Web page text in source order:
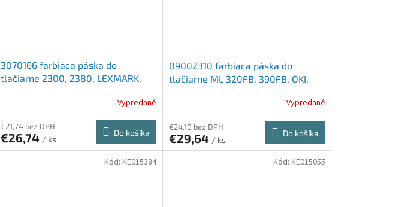
3070166 farbiaca páska do
tlačiarne 2300, 2380, LEXMARK,
Vypredané
€21,74 bez DPH
€26,74 / ks
Do košíka
09002310 farbiaca páska do
tlačiarne ML 320FB, 390FB, OKI,
Vypredané
€24,10 bez DPH
€29,64 / ks
Do košíka
Kód: KE015384 Kód: KE015055